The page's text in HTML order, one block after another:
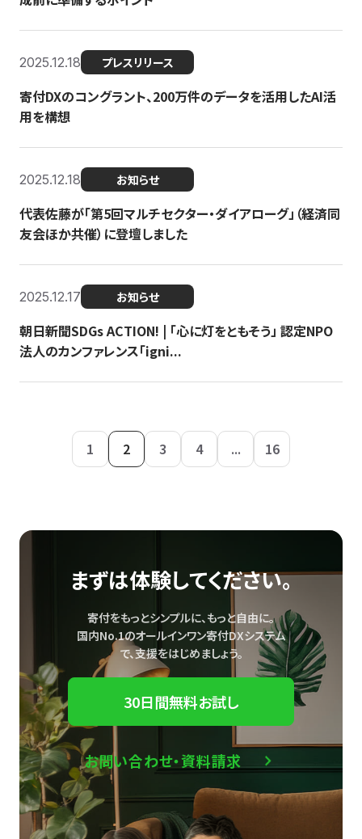
2025.12.18 プレスリリース
寄付DXのコングラント、200万件のデータを活用したAI活
用を構想
2025.12.18 お知らせ
代表佐藤が「第5回マルチセクター・ダイアローグ」（経済同
友会ほか共催）に登壇しました
2025.12.17 お知らせ
朝日新聞SDGs ACTION! | 「心に灯をともそう」 認定NPO
法人のカンファレンス「igni...
1 2 3 4 ... 16
まずは体験してください。
寄付をもっとシンプルに、もっと自由に。
国内No.1のオールインワン寄付DXシステム
で、支援をはじめましょう。
30日間無料お試し
お問い合わせ・資料請求